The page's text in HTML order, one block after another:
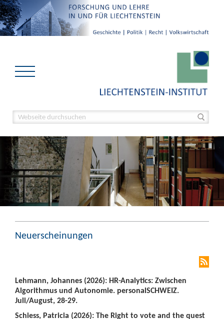
Neuerscheinungen
Lehmann, Johannes (2026): HR-Analytics: Zwischen
Algorithmus und Autonomie. personalSCHWEIZ.
Juli/August, 28-29.
Schiess, Patricia (2026): The Right to vote and the quest